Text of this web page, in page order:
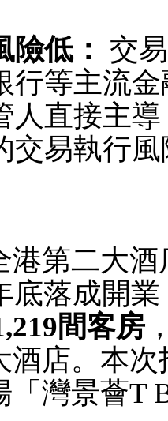
低：
交
行等主流
人直接主
交易執行
港第二大
底落成開
間客房
酒店。本
「灣景薈T